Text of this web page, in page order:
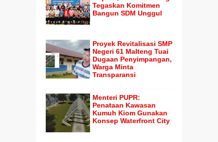
Tegaskan Komitmen
Bangun SDM Unggul
Proyek Revitalisasi SMP
Negeri 61 Malteng Tuai
Dugaan Penyimpangan,
Warga Minta
Transparansi
Menteri PUPR:
Penataan Kawasan
Kumuh Kiom Gunakan
Konsep Waterfront City